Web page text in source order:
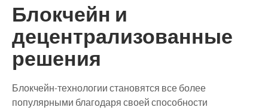
Блокчейн и
децентрализованные
решения
Блокчейн-технологии становятся все более
популярными благодаря своей способности